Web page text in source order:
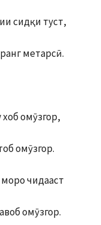
сидқи туст,
метарсӣ.
омӯзгор,
омӯзгор.
чидааст
омӯзгор.